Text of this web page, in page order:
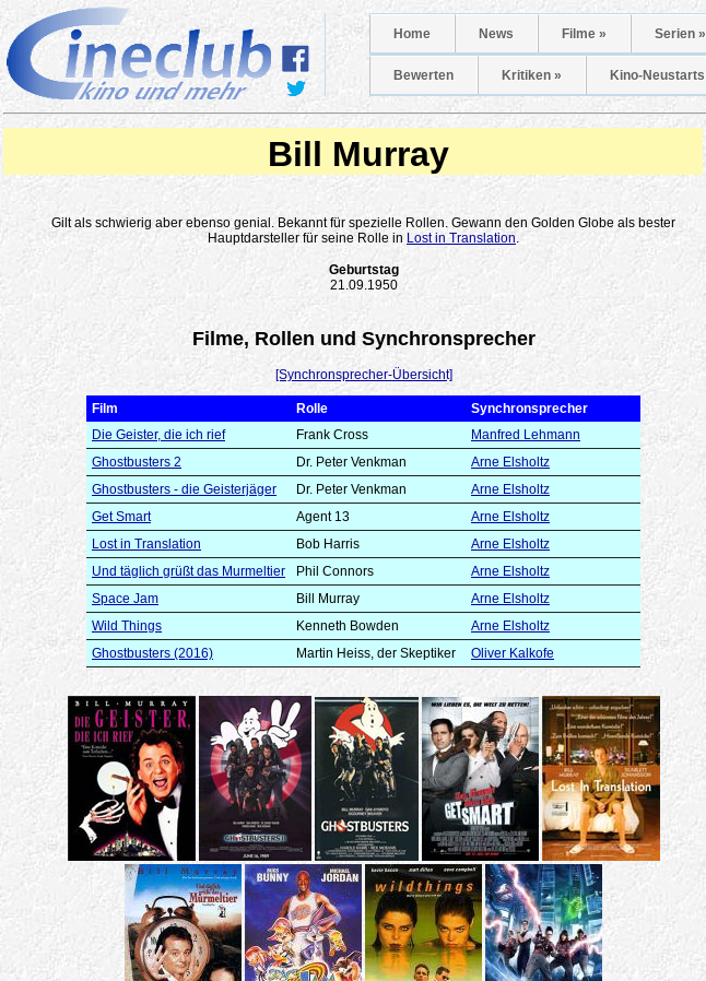
Home News Filme » Serien »
Bewerten Kritiken » Kino-Neustarts
Bill Murray
Gilt als schwierig aber ebenso genial. Bekannt für spezielle Rollen. Gewann den Golden Globe als bester
Hauptdarsteller für seine Rolle in Lost in Translation.
Geburtstag
21.09.1950
Filme, Rollen und Synchronsprecher
[Synchronsprecher-Übersicht]
Film Rolle
Synchronsprecher
Die Geister, die ich rief
Frank Cross
Manfred Lehmann
Ghostbusters 2
Dr. Peter Venkman
Arne Elsholtz
Ghostbusters - die Geisterjäger
Dr. Peter Venkman
Arne Elsholtz
Get Smart
Agent 13
Arne Elsholtz
Lost in Translation
Bob Harris
Arne Elsholtz
Und täglich grüßt das Murmeltier
Phil Connors
Arne Elsholtz
Space Jam
Bill Murray
Arne Elsholtz
Wild Things
Kenneth Bowden
Arne Elsholtz
Ghostbusters (2016)
Martin Heiss, der Skeptiker Oliver Kalkofe